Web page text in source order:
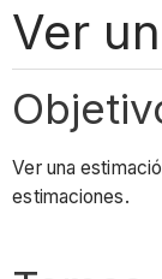
Ver
Ver una
estimaciones.